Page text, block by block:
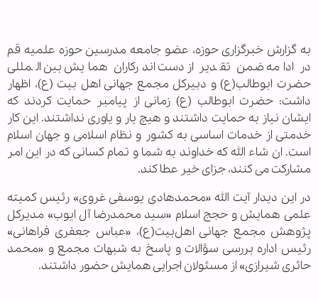
به گزارش خبرگزاری حوزه، عضو جامعه مدرسین حوزه علمیه قم
در ادامه ضمن تقدیر از دست اندرکاران همایش بین المللی
حضرت ابوطالب(ع) و دبیرکل مجمع جهانی اهل بیت (ع)، اظهار
داشت: حضرت ابوطالب (ع) زمانی از پیامبر حمایت کردند که
ایشان نیاز به حمایت داشتند و هیچ یار و یاوری نداشتند. این کار
خدمتی از خدمات اساسی به کشور و نظام اسلامی و جهان اسلام
است. ان شاء الله که خداوند به شما و تمام کسانی که در این امر
مشارکت می کنند، جزای خیر عطا کند.
در این دیدار آیت الله «محمدهادی یوسفی غروی» رئیس کمیته
علمی همایش و حجج اسلام «سید محمدرضا آل ایوب» مدیرکل
پژوهش مجمع جهانی اهل‌بیت(ع)، «عباس جعفری فراهانی»
رئیس اداره بررسی سؤالات و پاسخ به شبهات مجمع و «محمد
حائری شیرازی» از مسئولان اجرایی همایش حضور داشتند.